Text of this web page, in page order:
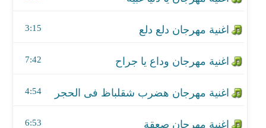
3:15
7:42
4:54
6:53
اغنية دعاء طمعان فيك
اغنية مهرجان انتي حقيقه ولا اي
اغنية مهرجان عيش فدائي